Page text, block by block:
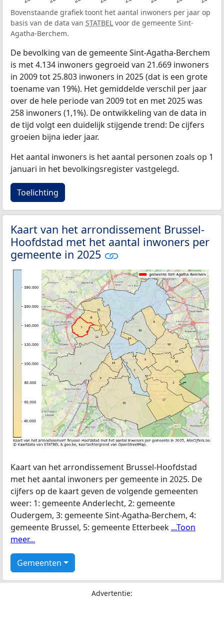
Bovenstaande grafiek toont het aantal inwoners per jaar op
basis van de data van STATBEL voor de gemeente Sint-
Agatha-Berchem.
De bevolking van de gemeente Sint-Agatha-Berchem
is met 4.134 inwoners gegroeid van 21.669 inwoners
in 2009 tot 25.803 inwoners in 2025 (dat is een grote
toename van 19%). Het gemiddelde verschil per jaar
over de hele periode van 2009 tot en met 2025 was
258 inwoners (1,1%). De ontwikkeling van de data in
de tijd volgt een duidelijk stijgende trend: De cijfers
groeien bijna ieder jaar.
Het aantal inwoners is het aantal personen zoals op 1
januari in het bevolkingsregister vastgelegd.
Toelichting
Kaart van het arrondissement Brussel-
Hoofdstad met het aantal inwoners per
gemeente in 2025
Kaart van het arrondissement Brussel-Hoofdstad
met het aantal inwoners per gemeente in 2025. De
cijfers op de kaart geven de volgende gemeenten
weer: 1: gemeente Anderlecht, 2: gemeente
Oudergem, 3: gemeente Sint-Agatha-Berchem, 4:
gemeente Brussel, 5: gemeente Etterbeek ...Toon
meer...
Gemeenten
Advertentie: